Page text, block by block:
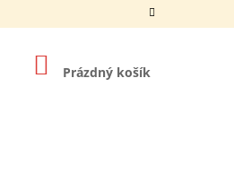
NÁKUPNÍ
KOŠÍK
Prázdný košík